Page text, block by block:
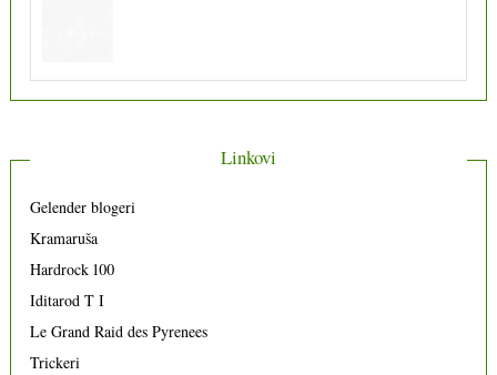
Linkovi
Gelender blogeri
Kramaruša
Hardrock 100
Iditarod T I
Le Grand Raid des Pyrenees
Trickeri